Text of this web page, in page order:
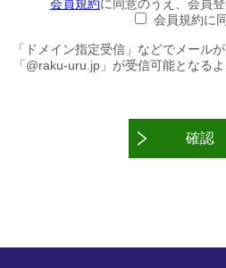
会員規約に同意のうえ、会員
会員規約に
「ドメイン指定受信」などでメール
「@raku-uru.jp」が受信可能となる
確認